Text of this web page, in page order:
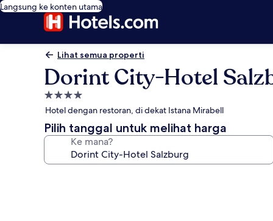
Langsung ke konten utama
Lihat semua properti
Dorint City-Hotel
Properti
bintang
4.0
Hotel dengan restoran, di dekat Istana Mirabell
Pilih tanggal untuk melihat harga
Ke mana?